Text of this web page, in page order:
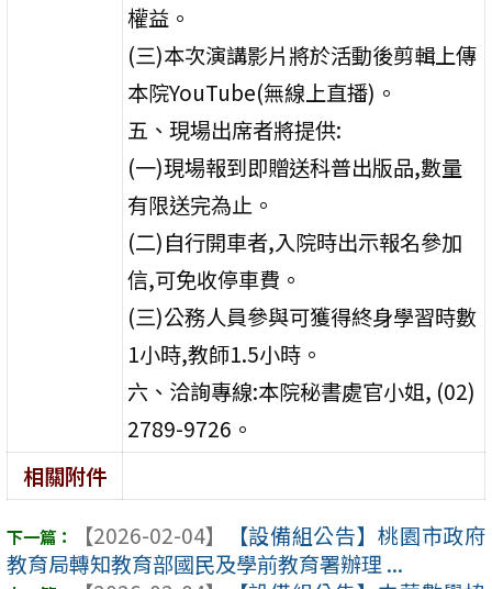
權益。
(三)本次演講影片將於活動後剪輯上傳
本院YouTube(無線上直播)。
五、現場出席者將提供:
(一)現場報到即贈送科普出版品,數量
有限送完為止。
(二)自行開車者,入院時出示報名參加
信,可免收停車費。
(三)公務人員參與可獲得終身學習時數
1小時,教師1.5小時。
六、洽詢專線:本院秘書處官小姐, (02)
2789-9726。
相關附件
【2026-02-04】
【設備組公告】桃園市政府
教育局轉知教育部國民及學前教育署辦理 ...